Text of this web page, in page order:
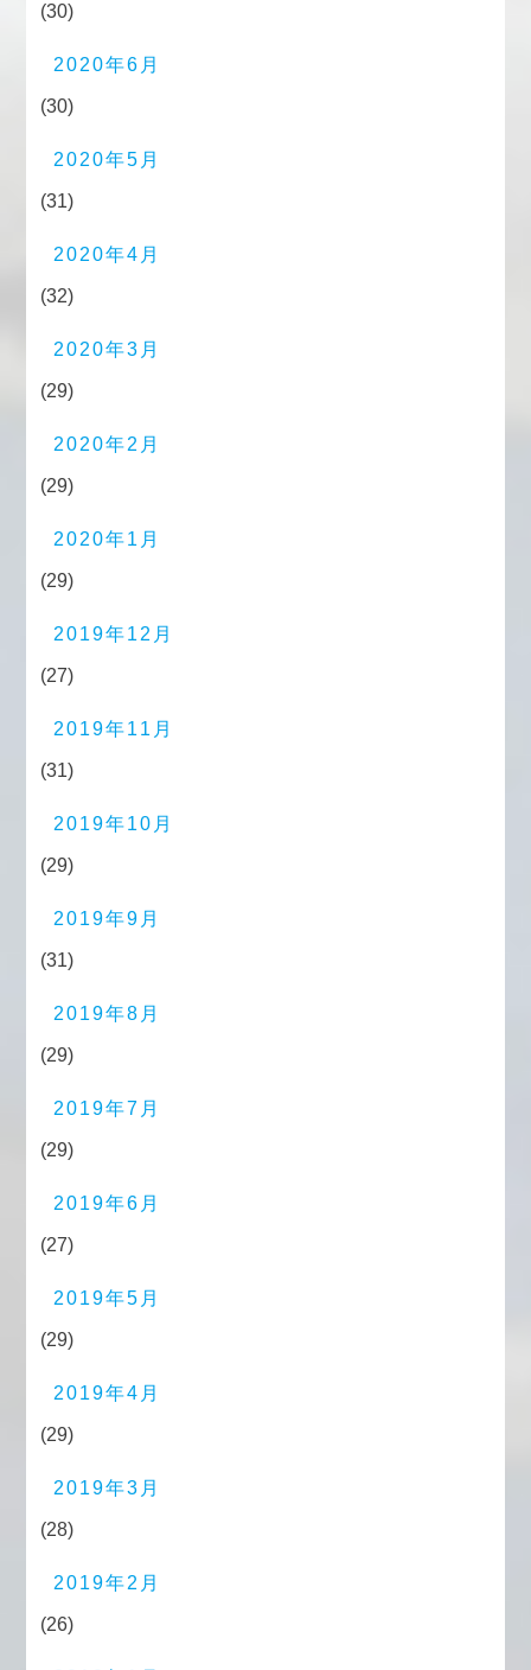
(30)
2020年6月
(30)
2020年5月
(31)
2020年4月
(32)
2020年3月
(29)
2020年2月
(29)
2020年1月
(29)
2019年12月
(27)
2019年11月
(31)
2019年10月
(29)
2019年9月
(31)
2019年8月
(29)
2019年7月
(29)
2019年6月
(27)
2019年5月
(29)
2019年4月
(29)
2019年3月
(28)
2019年2月
(26)